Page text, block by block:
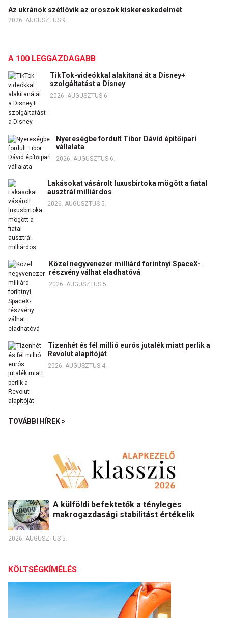
Az ukránok szétlövik az oroszok kiskereskedelmét
2026. AUGUSZTUS 9.
A 100 LEGGAZDAGABB
TikTok-videókkal alakítaná át a Disney+
szolgáltatást a Disney
2026. AUGUSZTUS 6.
Nyereségbe fordult Tibor Dávid építőipari
vállalata
2026. AUGUSZTUS 6.
Lakásokat vásárolt luxusbirtoka mögött a fiatal
ausztrál milliárdos
2026. AUGUSZTUS 5.
Közel negyvenezer milliárd forintnyi SpaceX-
részvény válhat eladhatóvá
2026. AUGUSZTUS 5.
Tizenhét és fél millió eurós jutalék miatt perlik a
Revolut alapítóját
2026. AUGUSZTUS 4.
TOVÁBBI HÍREK >
A külföldi befektetők a tényleges
makrogazdasági stabilitást értékelik
2026. AUGUSZTUS 5.
KÖLTSÉGKÍMÉLÉS